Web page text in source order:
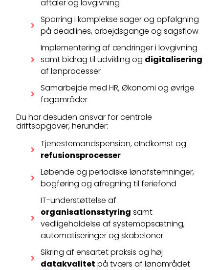
aftaler og lovgivning
Sparring i komplekse sager og opfølgning
på deadlines, arbejdsgange og sagsflow
Implementering af ændringer i lovgivning
samt bidrag til udvikling og digitalisering
af lønprocesser
Samarbejde med HR, Økonomi og øvrige
fagområder
Du har desuden ansvar for centrale
driftsopgaver, herunder:
Tjenestemandspension, eIndkomst og
refusionsprocesser
Løbende og periodiske lønafstemninger,
bogføring og afregning til feriefond
IT-understøttelse af
organisationsstyring samt
vedligeholdelse af systemopsætning,
automatiseringer og skabeloner
Sikring af ensartet praksis og høj
datakvalitet på tværs af lønområdet